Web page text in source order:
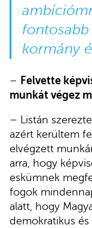
fontosabb
kormány
– Felvette
munkát végez
– Listán
azért kerültem
elvégzett
arra, hogy
eskümnek
fogok
alatt, hogy
demokratikus